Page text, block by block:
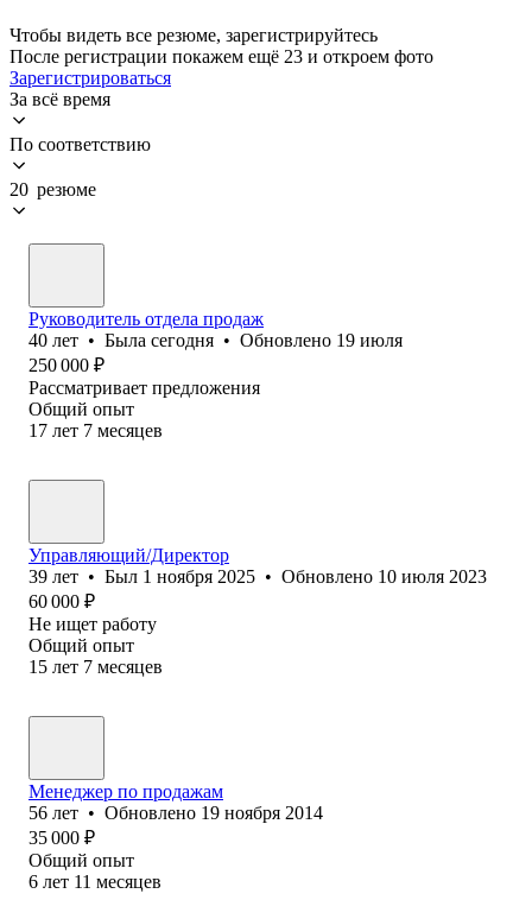
Чтобы видеть все резюме, зарегистрируйтесь
После регистрации покажем ещё 23 и откроем фото
Зарегистрироваться
За всё время
По соответствию
20 резюме
Руководитель отдела продаж
40 лет • Была сегодня • Обновлено 19 июля
250 000 ₽
Рассматривает предложения
Общий опыт
17 лет 7 месяцев
Управляющий/Директор
39 лет • Был 1 ноября 2025 • Обновлено 10 июля 2023
60 000 ₽
Не ищет работу
Общий опыт
15 лет 7 месяцев
Менеджер по продажам
56 лет • Обновлено 19 ноября 2014
35 000 ₽
Общий опыт
6 лет 11 месяцев